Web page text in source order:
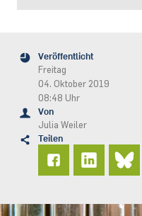
Veröffentlicht
Freitag
04. Oktober 2019
08:48 Uhr
Von
Julia Weiler
Teilen